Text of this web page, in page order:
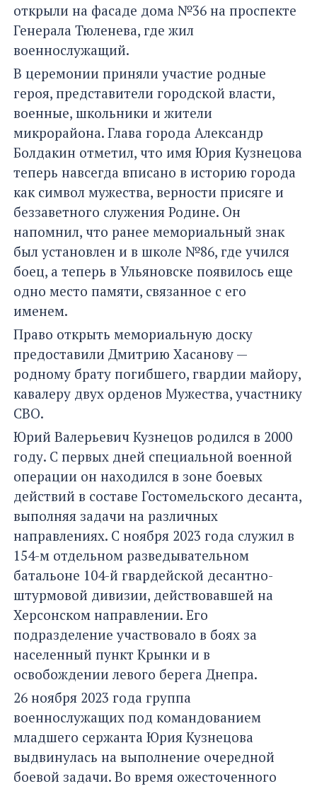
открыли на фасаде дома №36 на проспекте
Генерала Тюленева, где жил
военнослужащий.
В церемонии приняли участие родные
героя, представители городской власти,
военные, школьники и жители
микрорайона. Глава города Александр
Болдакин отметил, что имя Юрия Кузнецова
теперь навсегда вписано в историю города
как символ мужества, верности присяге и
беззаветного служения Родине. Он
напомнил, что ранее мемориальный знак
был установлен и в школе №86, где учился
боец, а теперь в Ульяновске появилось еще
одно место памяти, связанное с его
именем.
Право открыть мемориальную доску
предоставили Дмитрию Хасанову —
родному брату погибшего, гвардии майору,
кавалеру двух орденов Мужества, участнику
СВО.
Юрий Валерьевич Кузнецов родился в 2000
году. С первых дней специальной военной
операции он находился в зоне боевых
действий в составе Гостомельского десанта,
выполняя задачи на различных
направлениях. С ноября 2023 года служил в
154-м отдельном разведывательном
батальоне 104-й гвардейской десантно-
штурмовой дивизии, действовавшей на
Херсонском направлении. Его
подразделение участвовало в боях за
населенный пункт Крынки и в
освобождении левого берега Днепра.
26 ноября 2023 года группа
военнослужащих под командованием
младшего сержанта Юрия Кузнецова
выдвинулась на выполнение очередной
боевой задачи. Во время ожесточенного